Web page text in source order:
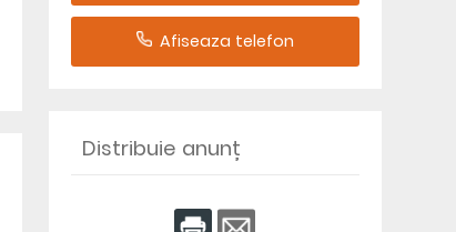
Afiseaza telefon
Distribuie anunț